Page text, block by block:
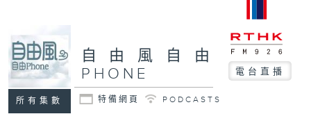
所有集數
自由風自由
PHONE
電台直播
特備網頁 PODCASTS